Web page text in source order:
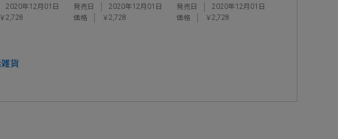
2020年12月01日
￥2,728
発売日
2020年12月01日
価格
￥2,728
発売日
2020年12月01日
価格
￥2,728
貨